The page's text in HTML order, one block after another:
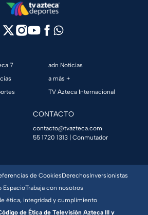
7
adn Noticias
a más +
TV Azteca Internacional
CONTACTO
contacto@tvazteca.com
55 1720 1313 | Conmutador
de CookiesDerechosInversionistas
EspacioTrabaja con nosotros
ética, integridad y cumplimiento
de Ética de Televisión Azteca III y